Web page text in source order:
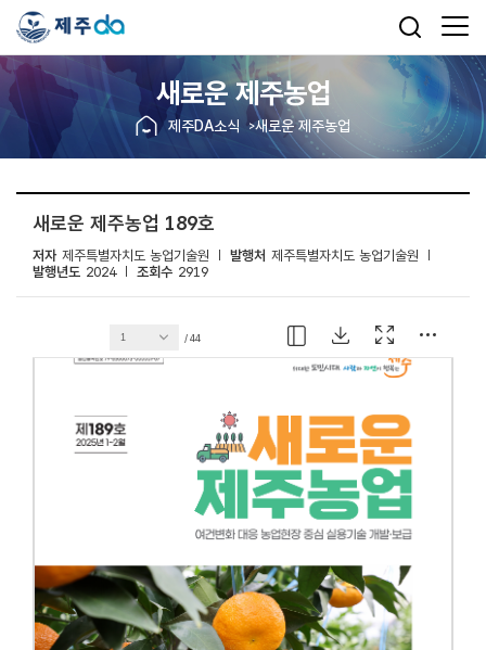
새로운 제주농업
제주DA소식 새로운 제주농업
새로운 제주농업 189호
저자 제주특별자치도 농업기술원 발행처 제주특별자치도 농업기술원
발행년도 2024 조회수 2919